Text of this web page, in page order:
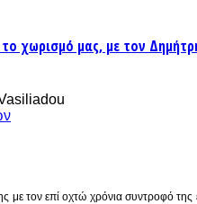
χωρισμό μας, με τον
με τον επί οχτώ χρόνια συντροφό